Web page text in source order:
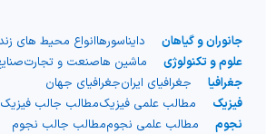
جانوران و گیاهان دایناسورهاانواع محیط های
علوم و تکنولوژی
ماشین هاصنعت و تجارت
جغرافیا
جغرافیای ایرانجغرافیای جهان
فیزیک
مطالب علمی فیزیکمطالب جالب فیزیک
نجوم
مطالب علمی نجوممطالب جالب نجوم